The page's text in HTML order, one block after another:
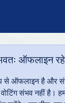
ऑफलाइन
से ऑफलाइन है और
वोटिंग संभव नहीं है।